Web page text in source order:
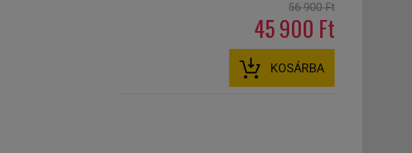
56 900 Ft
45 900 Ft
KOSÁRBA